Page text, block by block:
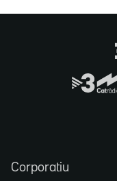
Corporatiu